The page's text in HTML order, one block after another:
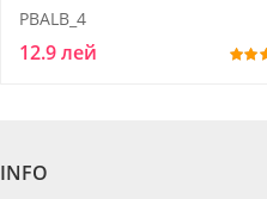
PBALB_4
12.9 лей
INFO